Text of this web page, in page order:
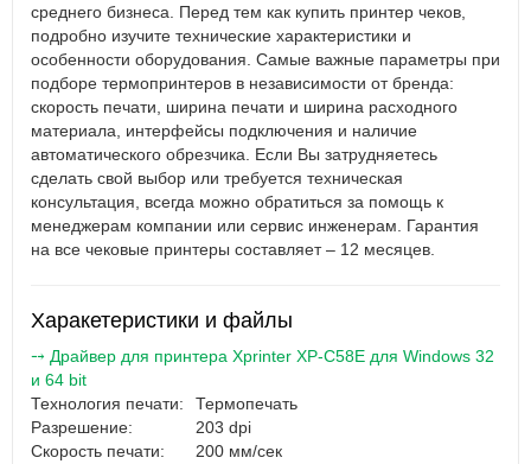
среднего бизнеса. Перед тем как купить принтер чеков,
подробно изучите технические характеристики и
особенности оборудования. Самые важные параметры при
подборе термопринтеров в независимости от бренда:
скорость печати, ширина печати и ширина расходного
материала, интерфейсы подключения и наличие
автоматического обрезчика. Если Вы затрудняетесь
сделать свой выбор или требуется техническая
консультация, всегда можно обратиться за помощь к
менеджерам компании или сервис инженерам. Гарантия
на все чековые принтеры составляет – 12 месяцев.
Харакетеристики и файлы
⤍ Драйвер для принтера Xprinter XP-C58E для Windows 32
и 64 bit
Технология печати:
Термопечать
Разрешение:
203 dpi
Скорость печати:
200 мм/сек